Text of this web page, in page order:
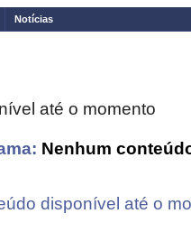
Notícias
até o momento
Nenhum
disponível até o